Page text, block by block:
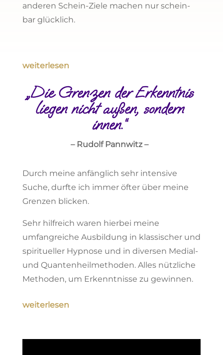
anderen Schein-Ziele machen nur schein-
bar glücklich.
weiterlesen
„Die Grenzen der Erkenntnis
liegen nicht außen, sondern
innen.“
– Rudolf Pannwitz –
Durch meine anfänglich sehr intensive
Suche, durfte ich immer öfter über meine
Grenzen blicken.
Sehr hilfreich waren hierbei meine
umfangreiche Ausbildung in klassischer und
spiritueller Hypnose und in diversen Medial-
und Quantenheilmethoden. Alles nützliche
Methoden, um Erkenntnisse zu gewinnen.
weiterlesen